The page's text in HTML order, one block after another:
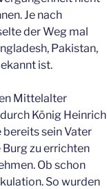
Je nach
der Weg mal
Pakistan,
ist.
Mittelalter
König Heinrich
bereits sein Vater
zu errichten
Ob schon
So wurden